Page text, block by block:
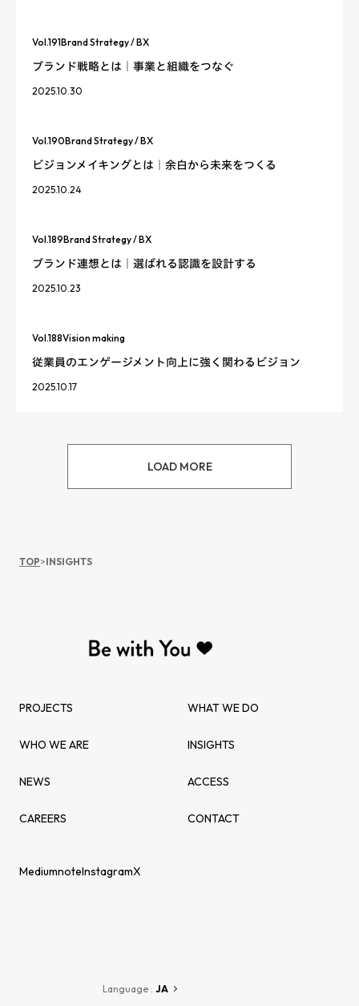
Vol.191Brand Strategy / BX
ブランド戦略とは｜事業と組織をつなぐ
2025.10.30
Vol.190Brand Strategy / BX
ビジョンメイキングとは｜余白から未来をつくる
2025.10.24
Vol.189Brand Strategy / BX
ブランド連想とは｜選ばれる認識を設計する
2025.10.23
Vol.188Vision making
従業員のエンゲージメント向上に強く関わるビジョン
2025.10.17
LOAD MORE
TOP>INSIGHTS
PROJECTS WHAT WE DO
WHO WE ARE INSIGHTS
NEWS ACCESS
CAREERS CONTACT
MediumnoteInstagramX
Language : JA